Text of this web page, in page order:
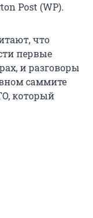
Post (WP).
что
первые
и разговоры
саммите
который